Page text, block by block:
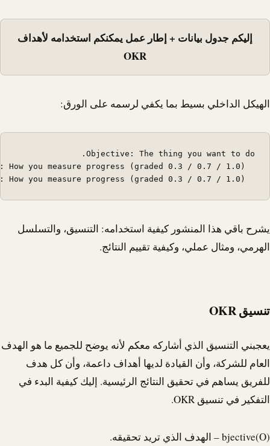
إليكم جدول بيانات + إطار عمل يمكنكم استخدامه لأهداف
OKR
الهيكل الداخلي بسيط بما يكفي لرسمه على الورق:
يشرح باقي هذا المنشور كيفية استخدامه: التنسيق، والتسلسل
الهرمي، ومثال عملي، وكيفية تقييم النتائج.
تنسيق OKR
يعجبني التنسيق الذي أشاركه معكم لأنه يوضح للجميع ما هو الهدف
العام للشركة، وأن القيادة لديها أهداف داعمة، وأن كل هدف
للفريق يساهم في تحقيق النتائج الرئيسية. إليك كيفية البدء في
التفكير في تنسيق OKR.
(O)bjective – الهدف الذي تريد تحقيقه.